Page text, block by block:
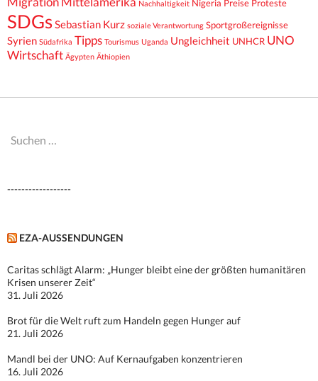
Nachhaltigkeit Nigeria Preise Proteste
SDGsSebastian Kurz soziale Verantwortung Sportgroßereignisse
Syrien Südafrika Tipps Tourismus Uganda Ungleichheit UNHCR UNO
Wirtschaft Ägypten Äthiopien
Suchen
------------------
EZA-AUSSENDUNGEN
Caritas schlägt Alarm: „Hunger bleibt eine der größten humanitären
Krisen unserer Zeit“
31. Juli 2026
Brot für die Welt ruft zum Handeln gegen Hunger auf
21. Juli 2026
Mandl bei der UNO: Auf Kernaufgaben konzentrieren
16. Juli 2026